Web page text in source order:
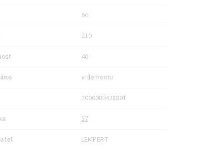
60
210
40
v demontu
2000000438801
57
LEMPERT